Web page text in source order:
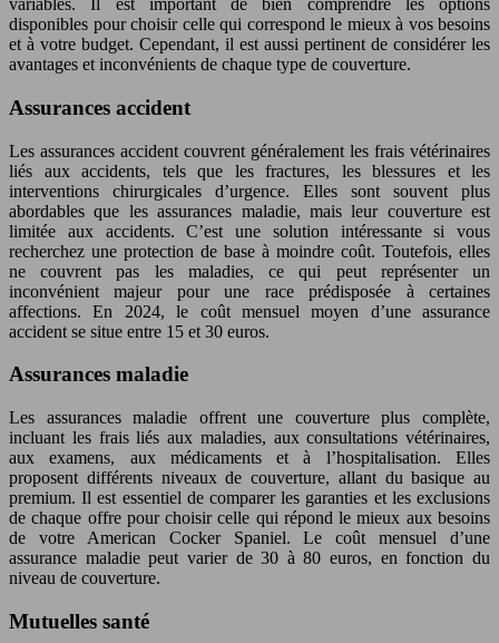
variables. Il est important de bien comprendre les options
disponibles pour choisir celle qui correspond le mieux à vos besoins
et à votre budget. Cependant, il est aussi pertinent de considérer les
avantages et inconvénients de chaque type de couverture.
Assurances accident
Les assurances accident couvrent généralement les frais vétérinaires
liés aux accidents, tels que les fractures, les blessures et les
interventions chirurgicales d’urgence. Elles sont souvent plus
abordables que les assurances maladie, mais leur couverture est
limitée aux accidents. C’est une solution intéressante si vous
recherchez une protection de base à moindre coût. Toutefois, elles
ne couvrent pas les maladies, ce qui peut représenter un
inconvénient majeur pour une race prédisposée à certaines
affections. En 2024, le coût mensuel moyen d’une assurance
accident se situe entre 15 et 30 euros.
Assurances maladie
Les assurances maladie offrent une couverture plus complète,
incluant les frais liés aux maladies, aux consultations vétérinaires,
aux examens, aux médicaments et à l’hospitalisation. Elles
proposent différents niveaux de couverture, allant du basique au
premium. Il est essentiel de comparer les garanties et les exclusions
de chaque offre pour choisir celle qui répond le mieux aux besoins
de votre American Cocker Spaniel. Le coût mensuel d’une
assurance maladie peut varier de 30 à 80 euros, en fonction du
niveau de couverture.
Mutuelles santé